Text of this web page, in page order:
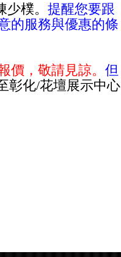
少樸。提醒您要跟
的服務與優惠的條
價，敬請見諒。但
彰化/花壇展示中心